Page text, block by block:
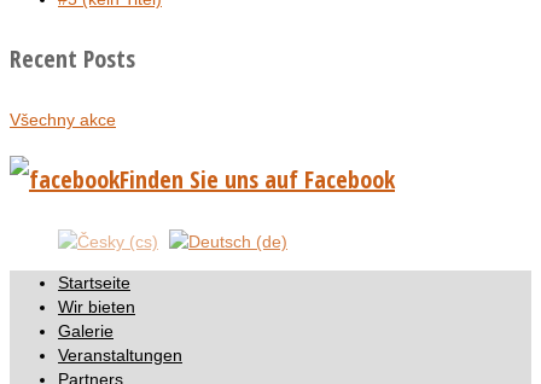
Recent Posts
Všechny akce
Finden Sie uns auf Facebook
Startseite
Wir bieten
Galerie
Veranstaltungen
Partners